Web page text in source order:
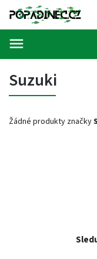
Suzuki
Žádné produkty značky